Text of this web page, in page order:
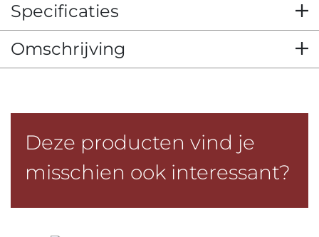
Specificaties
Omschrijving
Deze producten vind je
misschien ook interessant?